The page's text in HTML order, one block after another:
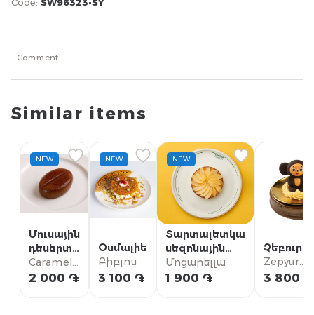
Comment
Similar items
NEW
Մուսային
դեսերտ
սուրճ
Caramel
Shop by
2 000 ֏
NEW
Օսմալիե
Բիբլոս
3 100 ֏
NEW
Տարտալետկա
սեզոնային
մրգերով
Մոցարելլա
1 900 ֏
Zepyur
3 800 ֏